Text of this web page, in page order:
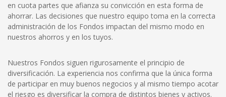
en cuota partes que afianza su convicción en esta forma de
ahorrar. Las decisiones que nuestro equipo toma en la correcta
administración de los Fondos impactan del mismo modo en
nuestros ahorros y en los tuyos.
Nuestros Fondos siguen rigurosamente el principio de
diversificación. La experiencia nos confirma que la única forma
de participar en muy buenos negocios y al mismo tiempo acotar
el riesgo es diversificar la compra de distintos bienes y activos.